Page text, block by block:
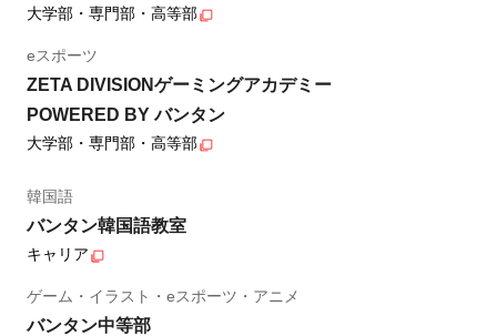
大学部・専門部・高等部
eスポーツ
ZETA DIVISIONゲーミングアカデミー
POWERED BY バンタン
大学部・専門部・高等部
韓国語
バンタン韓国語教室
キャリア
ゲーム・イラスト・eスポーツ・アニメ
バンタン中等部